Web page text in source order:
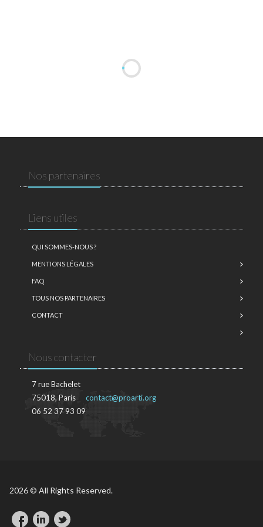
Nos partenaires
Liens utiles
QUI SOMMES-NOUS ?
MENTIONS LÉGALES
FAQ
TOUS NOS PARTENAIRES
CONTACT
Nous contacter
7 rue Bachelet
75018, Paris
06 52 37 93 09
contact@proarti.org
2026 © All Rights Reserved.